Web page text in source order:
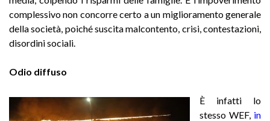
complessivo non concorre certo a un miglioramento generale
della società, poiché suscita malcontento, crisi, contestazioni,
disordini sociali.
Odio diffuso
È infatti lo
stesso WEF, in